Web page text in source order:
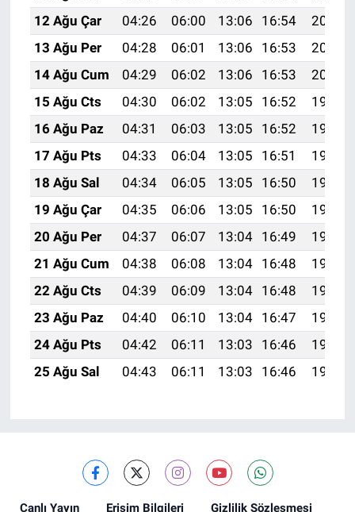
12 Ağu Çar
04:26 06:00 13:06 16:54
20:02
13 Ağu Per
04:28 06:01 13:06 16:53
20:01
14 Ağu Cum
04:29 06:02 13:06 16:53
20:00
15 Ağu Cts
04:30 06:02 13:05 16:52
19:58
16 Ağu Paz
04:31 06:03 13:05 16:52
19:57
17 Ağu Pts
04:33 06:04 13:05 16:51
19:56
18 Ağu Sal
04:34 06:05 13:05 16:50
19:54
19 Ağu Çar
04:35 06:06 13:05 16:50
19:53
20 Ağu Per
04:37 06:07 13:04 16:49
19:52
21 Ağu Cum
04:38 06:08 13:04 16:48
19:50
22 Ağu Cts
04:39 06:09 13:04 16:48
19:49
23 Ağu Paz
04:40 06:10 13:04 16:47
19:48
24 Ağu Pts
04:42 06:11 13:03 16:46
19:46
25 Ağu Sal
04:43 06:11 13:03 16:46 19:45
Canlı Yayın Erişim Bilgileri
Gizlilik Sözleşmesi